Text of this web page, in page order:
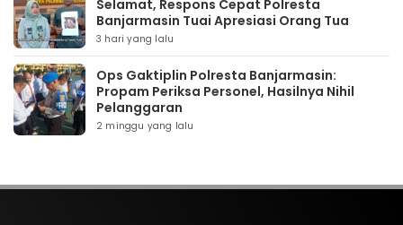
Selamat, Respons Cepat Polresta
Banjarmasin Tuai Apresiasi Orang Tua
3 hari yang lalu
Ops Gaktiplin Polresta Banjarmasin:
Propam Periksa Personel, Hasilnya Nihil
Pelanggaran
2 minggu yang lalu